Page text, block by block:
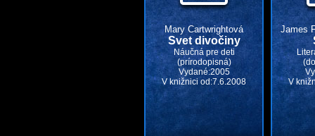
Mary Cartwrightová
Svet divočiny
Náučná pre deti
(prírodopisná)
Vydané:2005
V knižnici od:7.6.2008
James
V